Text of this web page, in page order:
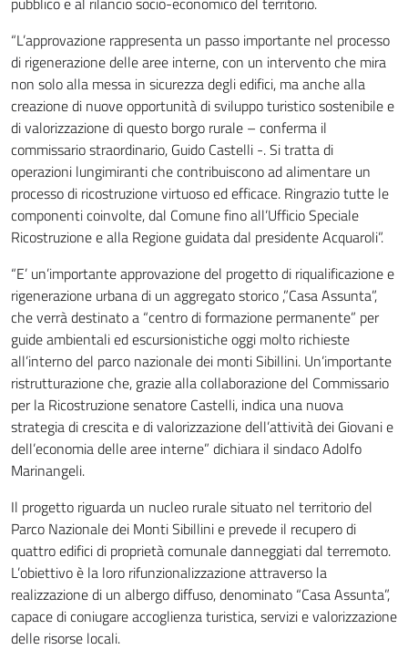
“L’approvazione rappresenta un passo importante nel processo
di rigenerazione delle aree interne, con un intervento che mira
non solo alla messa in sicurezza degli edifici, ma anche alla
creazione di nuove opportunità di sviluppo turistico sostenibile e
di valorizzazione di questo borgo rurale – conferma il
commissario straordinario, Guido Castelli -. Si tratta di
operazioni lungimiranti che contribuiscono ad alimentare un
processo di ricostruzione virtuoso ed efficace. Ringrazio tutte le
componenti coinvolte, dal Comune fino all’Ufficio Speciale
Ricostruzione e alla Regione guidata dal presidente Acquaroli”.
“E’ un’importante approvazione del progetto di riqualificazione e
rigenerazione urbana di un aggregato storico ,”Casa Assunta”,
che verrà destinato a “centro di formazione permanente” per
guide ambientali ed escursionistiche oggi molto richieste
all’interno del parco nazionale dei monti Sibillini. Un’importante
ristrutturazione che, grazie alla collaborazione del Commissario
per la Ricostruzione senatore Castelli, indica una nuova
strategia di crescita e di valorizzazione dell’attività dei Giovani e
dell’economia delle aree interne” dichiara il sindaco Adolfo
Marinangeli.
Il progetto riguarda un nucleo rurale situato nel territorio del
Parco Nazionale dei Monti Sibillini e prevede il recupero di
quattro edifici di proprietà comunale danneggiati dal terremoto.
L’obiettivo è la loro rifunzionalizzazione attraverso la
realizzazione di un albergo diffuso, denominato “Casa Assunta”,
capace di coniugare accoglienza turistica, servizi e valorizzazione
delle risorse locali.